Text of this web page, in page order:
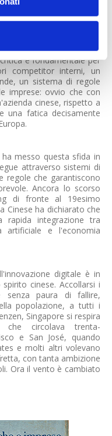
domestico, le aziende
scala, elemento chiave
con cui si riesce a
è fondamentale per
competitor interni, un
un sistema di regole
imprese: ovvio che con
cinese, rispetto a
una fatica decisamente
messo questa sfida in
attraverso sistemi di
regole che garantiscono
Ancora lo scorso
di fronte al 19esimo
Cinese ha dichiarato che
rapida integrazione tra
artificiale e l'economia
digitale è in
cinese. Accollarsi i
senza paura di fallire,
popolazione, a tutti i
Singapore si respira
circolava trenta-
e San José, quando
e molti altri volevano
con tanta ambizione
Ora il vento è cambiato